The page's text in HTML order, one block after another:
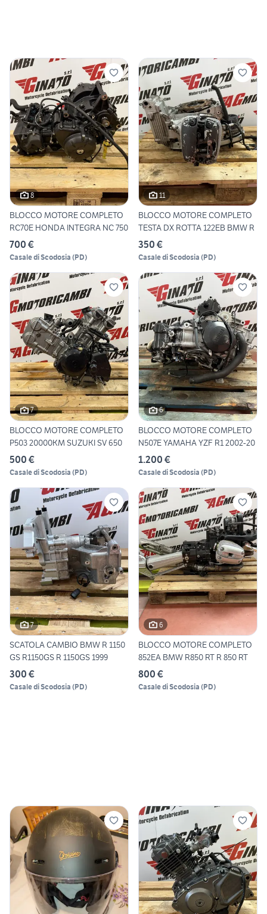
8
BLOCCO MOTORE COMPLETO
RC70E HONDA INTEGRA NC 750
700 €
Casale di Scodosia (PD)
11
BLOCCO MOTORE COMPLETO
TESTA DX ROTTA 122EB BMW R
350 €
Casale di Scodosia (PD)
7
BLOCCO MOTORE COMPLETO
P503 20000KM SUZUKI SV 650
500 €
Casale di Scodosia (PD)
6
BLOCCO MOTORE COMPLETO
N507E YAMAHA YZF R1 2002-20
1.200 €
Casale di Scodosia (PD)
7
SCATOLA CAMBIO BMW R 1150
GS R1150GS R 1150GS 1999
300 €
Casale di Scodosia (PD)
6
BLOCCO MOTORE COMPLETO
852EA BMW R850 RT R 850 RT
800 €
Casale di Scodosia (PD)